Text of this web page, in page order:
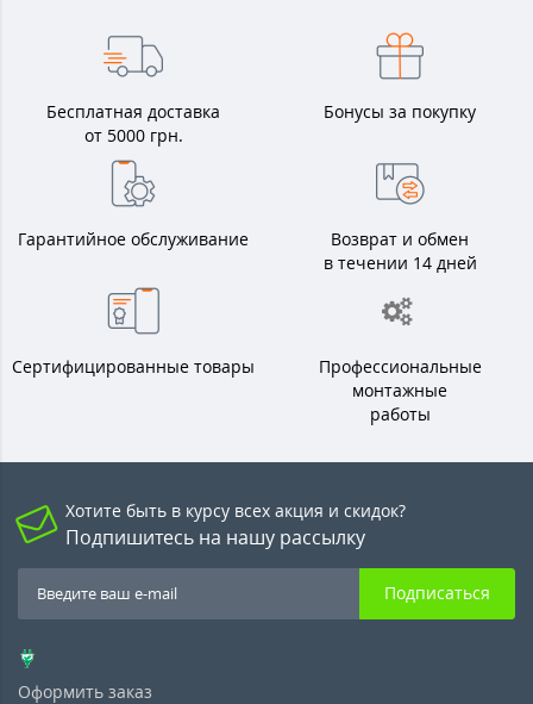
Бесплатная доставка
от 5000 грн.
Бонусы за покупку
Гарантийное обслуживание
Возврат и обмен
в течении 14 дней
Сертифицированные товары
Профессиональные
монтажные
работы
Хотите быть в курсу всех акция и скидок?
Подпишитесь на нашу рассылку
Подписаться
Оформить заказ